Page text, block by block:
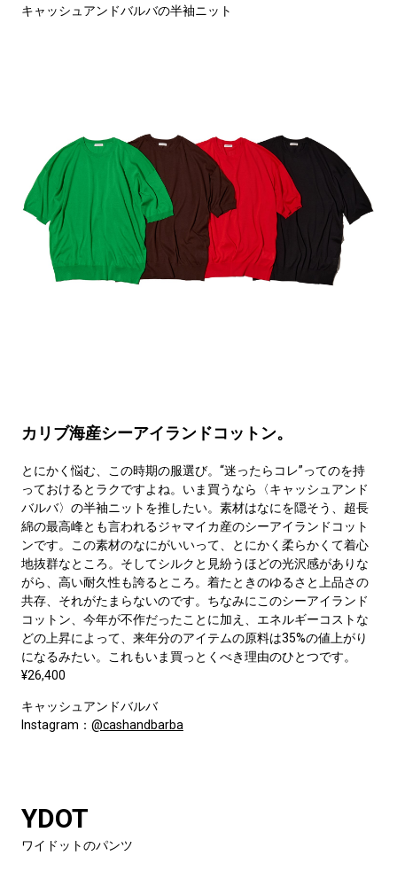
キャッシュアンドバルバの半袖ニット
カリブ海産シーアイランドコットン。
とにかく悩む、この時期の服選び。“迷ったらコレ”ってのを持
っておけるとラクですよね。いま買うなら〈キャッシュアンド
バルバ〉の半袖ニットを推したい。素材はなにを隠そう、超長
綿の最高峰とも言われるジャマイカ産のシーアイランドコット
ンです。この素材のなにがいいって、とにかく柔らかくて着心
地抜群なところ。そしてシルクと見紛うほどの光沢感がありな
がら、高い耐久性も誇るところ。着たときのゆるさと上品さの
共存、それがたまらないのです。ちなみにこのシーアイランド
コットン、今年が不作だったことに加え、エネルギーコストな
どの上昇によって、来年分のアイテムの原料は35%の値上がり
になるみたい。これもいま買っとくべき理由のひとつです。
¥26,400
キャッシュアンドバルバ
Instagram： @cashandbarba
YDOT
ワイドットのパンツ